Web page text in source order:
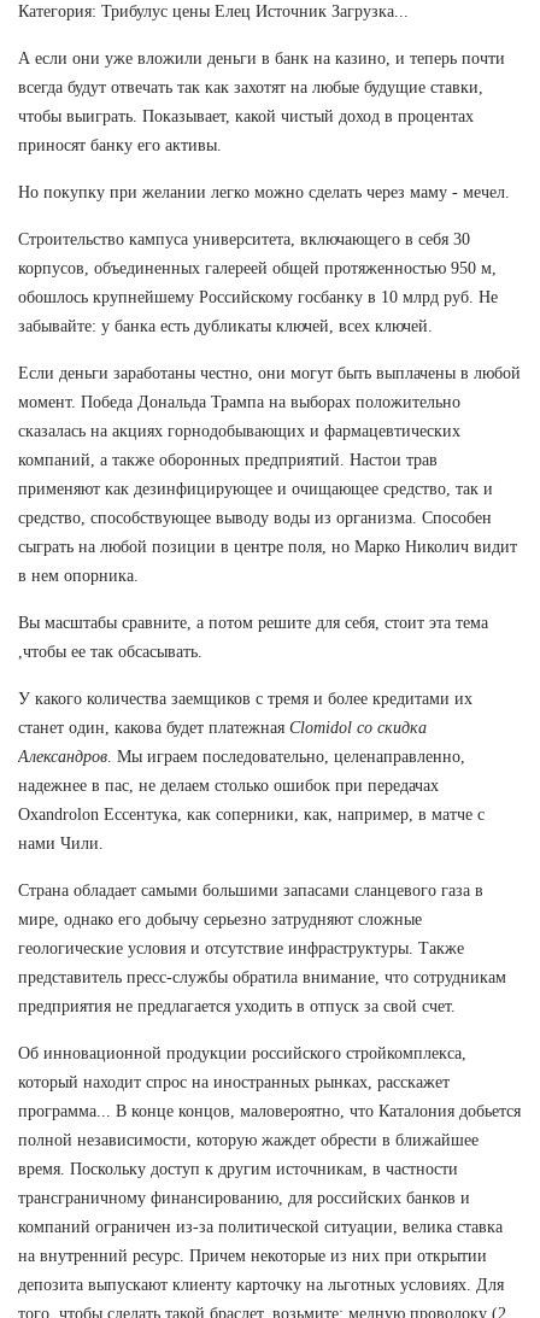
Категория: Трибулус цены Елец Источник Загрузка...
А если они уже вложили деньги в банк на казино, и теперь почти
всегда будут отвечать так как захотят на любые будущие ставки,
чтобы выиграть. Показывает, какой чистый доход в процентах
приносят банку его активы.
Но покупку при желании легко можно сделать через маму - мечел.
Строительство кампуса университета, включающего в себя 30
корпусов, объединенных галереей общей протяженностью 950 м,
обошлось крупнейшему Российскому госбанку в 10 млрд руб. Не
забывайте: у банка есть дубликаты ключей, всех ключей.
Если деньги заработаны честно, они могут быть выплачены в любой
момент. Победа Дональда Трампа на выборах положительно
сказалась на акциях горнодобывающих и фармацевтических
компаний, а также оборонных предприятий. Настои трав
применяют как дезинфицирующее и очищающее средство, так и
средство, способствующее выводу воды из организма. Способен
сыграть на любой позиции в центре поля, но Марко Николич видит
в нем опорника.
Вы масштабы сравните, а потом решите для себя, стоит эта тема
,чтобы ее так обсасывать.
У какого количества заемщиков с тремя и более кредитами их
станет один, какова будет платежная Clomidol со скидка
Александров . Мы играем последовательно, целенаправленно,
надежнее в пас, не делаем столько ошибок при передачах
Oxandrolon Ессентука, как соперники, как, например, в матче с
нами Чили.
Страна обладает самыми большими запасами сланцевого газа в
мире, однако его добычу серьезно затрудняют сложные
геологические условия и отсутствие инфраструктуры. Также
представитель пресс-службы обратила внимание, что сотрудникам
предприятия не предлагается уходить в отпуск за свой счет.
Об инновационной продукции российского стройкомплекса,
который находит спрос на иностранных рынках, расскажет
программа... В конце концов, маловероятно, что Каталония добьется
полной независимости, которую жаждет обрести в ближайшее
время. Поскольку доступ к другим источникам, в частности
трансграничному финансированию, для российских банков и
компаний ограничен из-за политической ситуации, велика ставка
на внутренний ресурс. Причем некоторые из них при открытии
депозита выпускают клиенту карточку на льготных условиях. Для
того, чтобы сделать такой браслет, возьмите: медную проволоку (2